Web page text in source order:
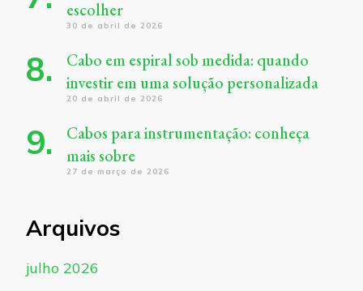
escolher
30 de abril de 2026
Cabo em espiral sob medida: quando
investir em uma solução personalizada
20 de abril de 2026
Cabos para instrumentação: conheça
mais sobre
27 de março de 2026
Arquivos
julho 2026